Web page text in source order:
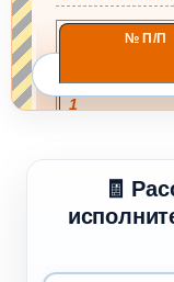
№ П/П
1
🧾